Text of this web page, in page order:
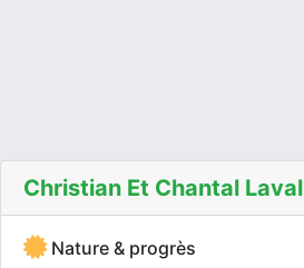
Christian Et Chantal Laval
Nature & progrès